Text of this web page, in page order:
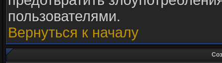
пользователями.
Вернуться к началу